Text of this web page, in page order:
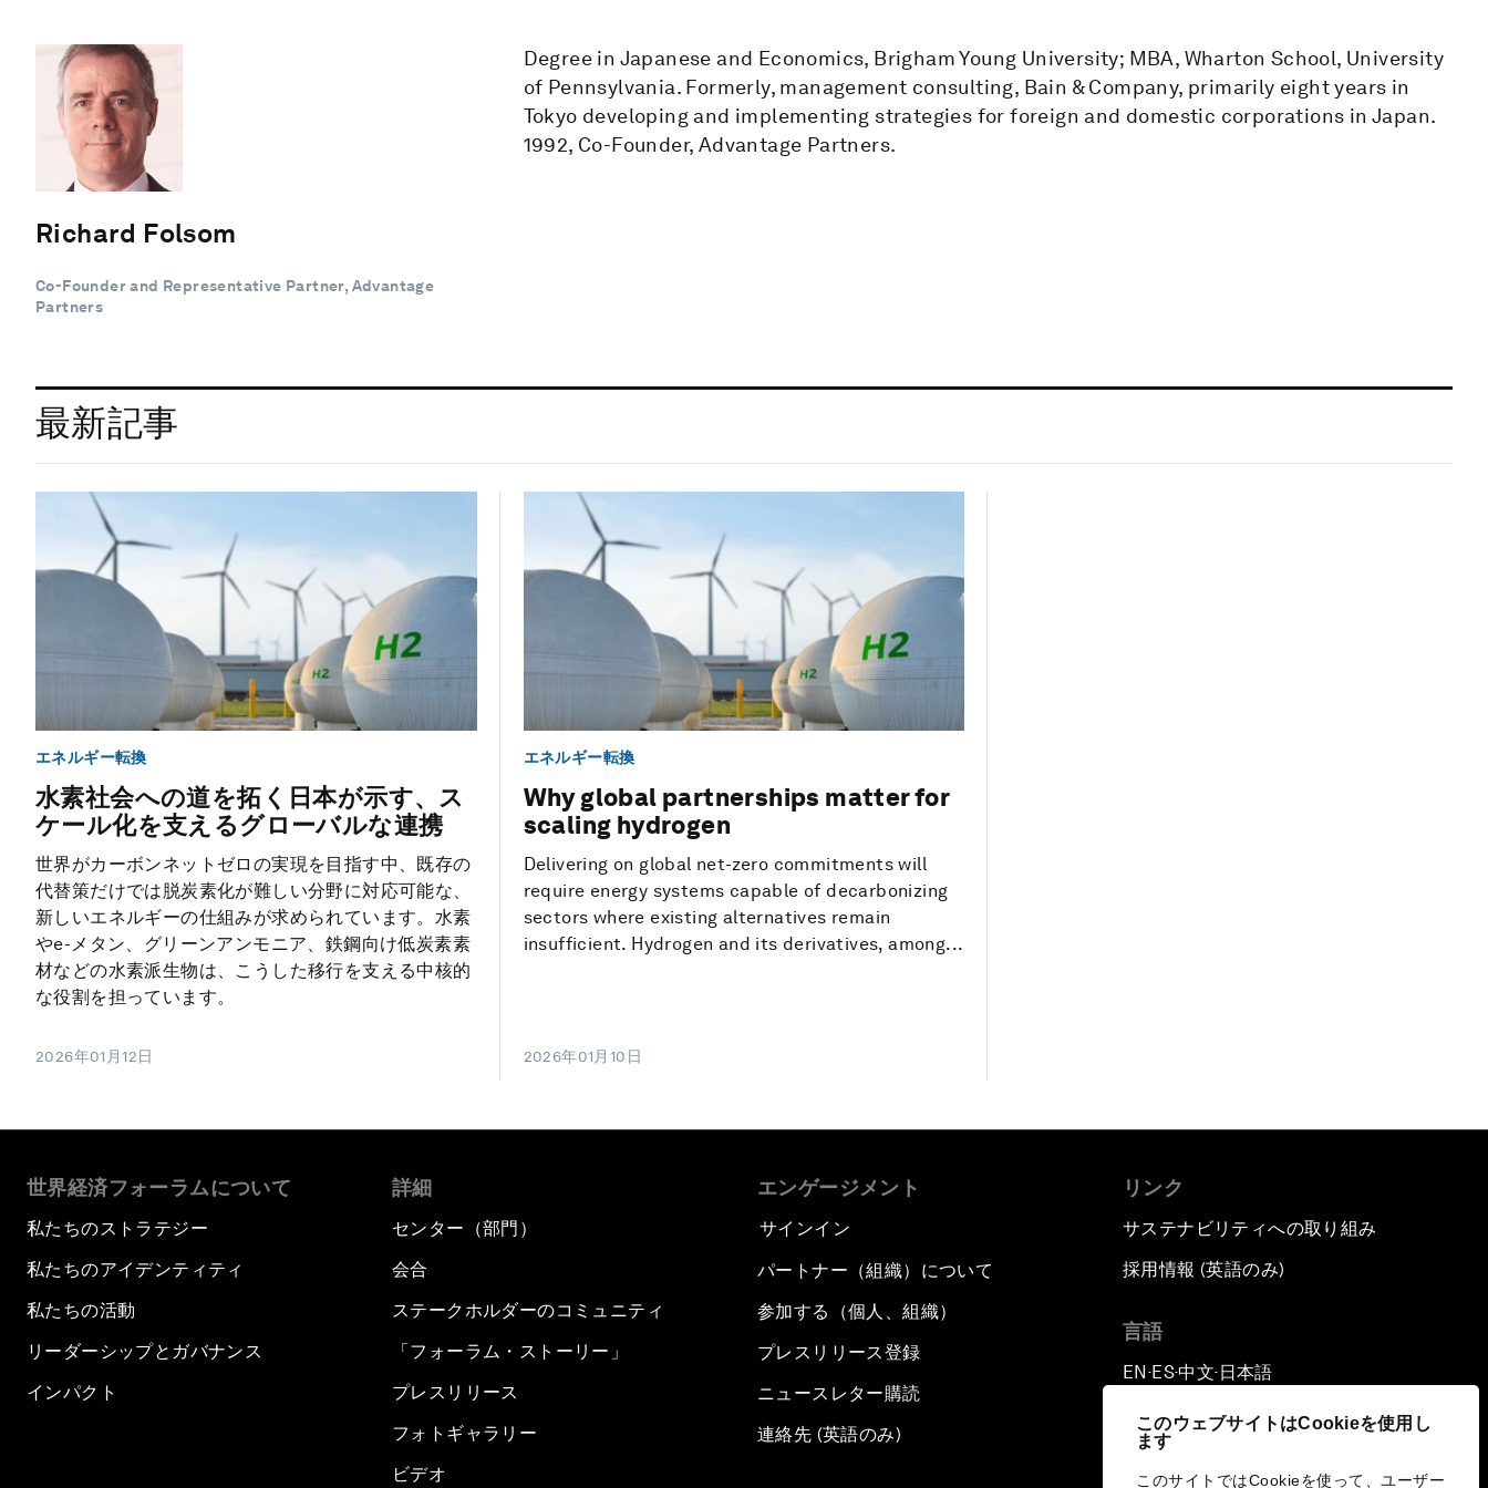
このウェブサイトはCookieを使用し
ます
このサイトではCookieを使って、ユーザー
Richard Folsom
Co-Founder and Representative Partner, Advantage
Partners
Degree in Japanese and Economics, Brigham Young University; MBA, Wharton School, University
of Pennsylvania. Formerly, management consulting, Bain & Company, primarily eight years in
Tokyo developing and implementing strategies for foreign and domestic corporations in Japan.
1992, Co-Founder, Advantage Partners.
最新記事
エネルギー転換
水素社会への道を拓く日本が示す、ス
ケール化を支えるグローバルな連携
世界がカーボンネットゼロの実現を目指す中、既存の
代替策だけでは脱炭素化が難しい分野に対応可能な、
新しいエネルギーの仕組みが求められています。水素
やe-メタン、グリーンアンモニア、鉄鋼向け低炭素素
材などの水素派生物は、こうした移行を支える中核的
な役割を担っています。
2026年01月12日
エネルギー転換
Why global partnerships matter for
scaling hydrogen
Delivering on global net-zero commitments will
require energy systems capable of decarbonizing
sectors where existing alternatives remain
insufficient. Hydrogen and its derivatives, among...
2026年01月10日
世界経済フォーラムについて
私たちのストラテジー
私たちのアイデンティティ
私たちの活動
リーダーシップとガバナンス
インパクト
詳細
センター（部門）
会合
ステークホルダーのコミュニティ
「フォーラム・ストーリー」
プレスリリース
フォトギャラリー
ビデオ
エンゲージメント
サインイン
パートナー（組織）について
参加する（個人、組織）
プレスリリース登録
ニュースレター購読
連絡先 (英語のみ)
リンク
サステナビリティへの取り組み
採用情報 (英語のみ)
言語
EN ▪ ES▪中文▪ 日本語